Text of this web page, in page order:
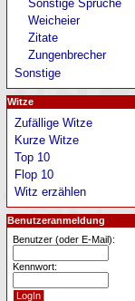
Sonstige Sprüche
Weicheier
Zitate
Zungenbrecher
Sonstige
Witze
Zufällige Witze
Kurze Witze
Top 10
Flop 10
Witz erzählen
Benutzeranmeldung
Benutzer (oder E-Mail):
Kennwort: